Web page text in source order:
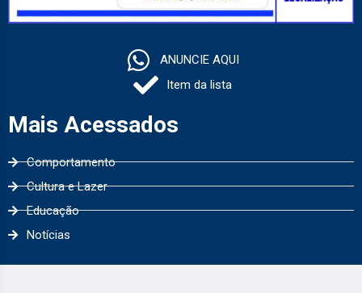
ANUNCIE AQUI
Item da lista
Mais Acessados
Comportamento
Cultura e Lazer
Educação
Notícias